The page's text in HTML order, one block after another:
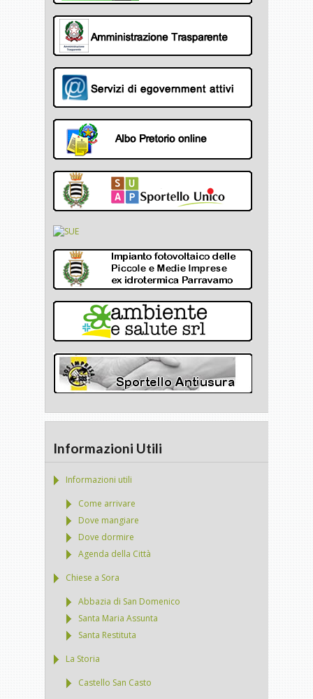
Informazioni Utili
Informazioni utili
Come arrivare
Dove mangiare
Dove dormire
Agenda della Città
Chiese a Sora
Abbazia di San Domenico
Santa Maria Assunta
Santa Restituta
La Storia
Castello San Casto